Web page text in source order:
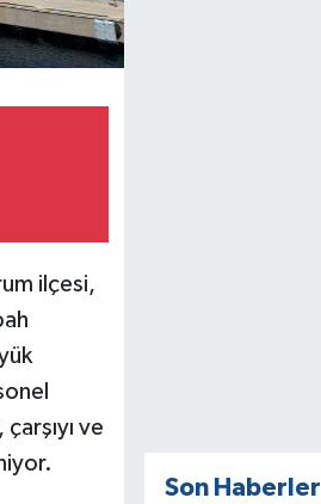
ilçesi,
ve
Son Haberler